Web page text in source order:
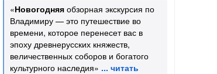
«Новогодняя обзорная экскурсия по
Владимиру — это путешествие во
времени, которое перенесет вас в
эпоху древнерусских княжеств,
величественных соборов и богатого
культурного наследия»